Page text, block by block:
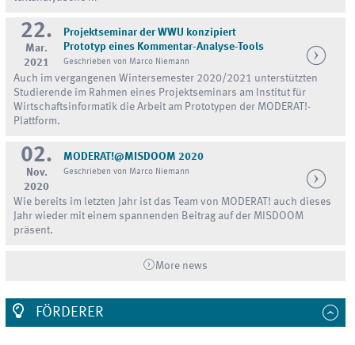
22.
Mar.
2021
Projektseminar der WWU konzipiert
Prototyp eines Kommentar-Analyse-Tools
Geschrieben von Marco Niemann
Auch im vergangenen Wintersemester 2020/2021 unterstützten
Studierende im Rahmen eines Projektseminars am Institut für
Wirtschaftsinformatik die Arbeit am Prototypen der MODERAT!-
Plattform.
02.
Nov.
2020
MODERAT!@MISDOOM 2020
Geschrieben von Marco Niemann
Wie bereits im letzten Jahr ist das Team von MODERAT! auch dieses
Jahr wieder mit einem spannenden Beitrag auf der MISDOOM
präsent.
More news
FÖRDERER